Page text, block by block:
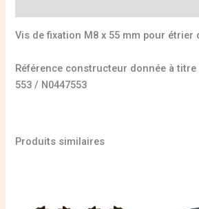
Vis de fixation M8 x 55 mm pour étrier
Référence constructeur donnée à titre
553 / N0447553
Produits similaires